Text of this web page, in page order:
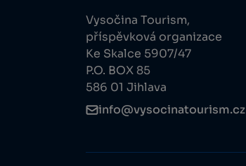
Vysočina Tourism,
příspěvková organizace
Ke Skalce 5907/47
P.O. BOX 85
586 01 Jihlava
info@vysocinatourism.cz